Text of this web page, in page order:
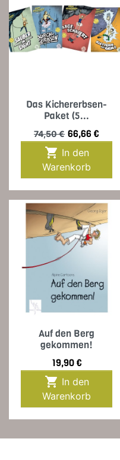
Das Kichererbsen-
Paket (5...
Verkaufspreis
74,50 € Preis
66,66 €

Warenkorb
Auf den Berg
gekommen!
Preis
19,90 €

Warenkorb